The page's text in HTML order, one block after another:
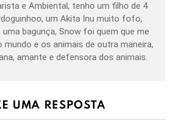
e Ambiental, tenho um filho de 4
um Akita Inu muito fofo,
bagunça, Snow foi quem que me
mundo e os animais de outra maneira,
amante e defensora dos animais.
UMA RESPOSTA